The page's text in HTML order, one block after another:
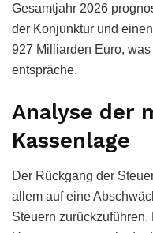
Gesamtjahr 2026
der Konjunktur und
927 Milliarden Euro,
entspräche.
Analyse der
Kassenlage
Der Rückgang der
allem auf eine
Steuern